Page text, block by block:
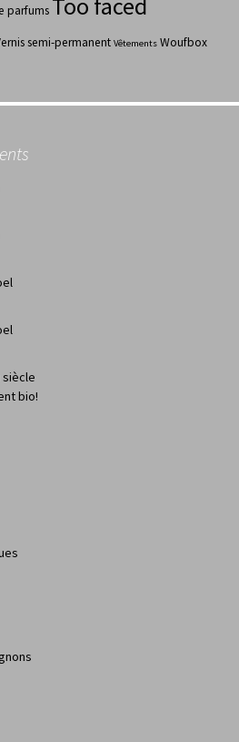
parfums Too faced
semi-permanent Vêtements Woufbox
siècle
bio!